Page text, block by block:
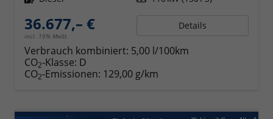
36.677,– €
incl. 19% MwSt.
Details
Verbrauch kombiniert: 5,00 l/100km
CO2-Klasse: D
CO2-Emissionen: 129,00 g/km